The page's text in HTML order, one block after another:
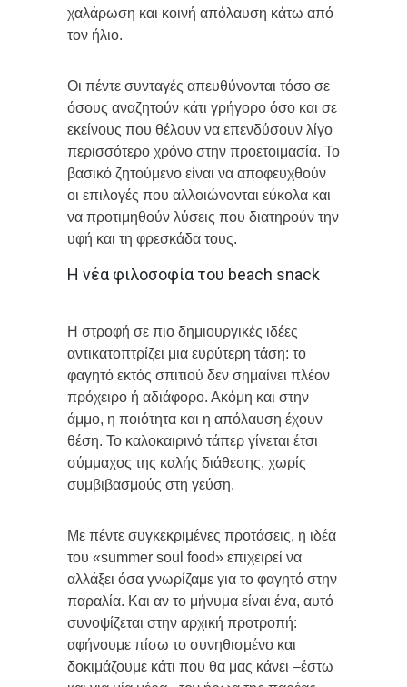
χαλάρωση και κοινή απόλαυση κάτω από
τον ήλιο.
Οι πέντε συνταγές απευθύνονται τόσο σε
όσους αναζητούν κάτι γρήγορο όσο και σε
εκείνους που θέλουν να επενδύσουν λίγο
περισσότερο χρόνο στην προετοιμασία. Το
βασικό ζητούμενο είναι να αποφευχθούν
οι επιλογές που αλλοιώνονται εύκολα και
να προτιμηθούν λύσεις που διατηρούν την
υφή και τη φρεσκάδα τους.
Η νέα φιλοσοφία του beach snack
Η στροφή σε πιο δημιουργικές ιδέες
αντικατοπτρίζει μια ευρύτερη τάση: το
φαγητό εκτός σπιτιού δεν σημαίνει πλέον
πρόχειρο ή αδιάφορο. Ακόμη και στην
άμμο, η ποιότητα και η απόλαυση έχουν
θέση. Το καλοκαιρινό τάπερ γίνεται έτσι
σύμμαχος της καλής διάθεσης, χωρίς
συμβιβασμούς στη γεύση.
Με πέντε συγκεκριμένες προτάσεις, η ιδέα
του «summer soul food» επιχειρεί να
αλλάξει όσα γνωρίζαμε για το φαγητό στην
παραλία. Και αν το μήνυμα είναι ένα, αυτό
συνοψίζεται στην αρχική προτροπή:
αφήνουμε πίσω το συνηθισμένο και
δοκιμάζουμε κάτι που θα μας κάνει –έστω